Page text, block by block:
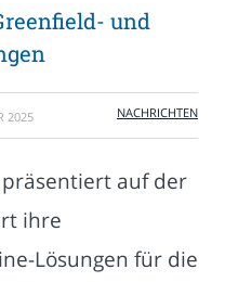
und
2025 NACHRICHTEN
auf der
ihre
Lösungen für die